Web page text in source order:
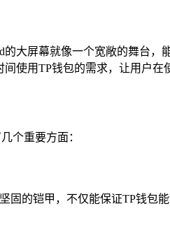
大屏幕就像一个宽敞的舞台
使用TP钱包的需求，让用户在
个重要方面：
的铠甲，不仅能保证TP钱包